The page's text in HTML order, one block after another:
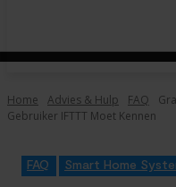
Home Advies & Hulp FAQ
Gebruiker IFTTT Moet Kennen
FAQ Smart Home